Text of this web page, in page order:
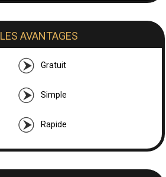
LES AVANTAGES
Gratuit
Simple
Rapide